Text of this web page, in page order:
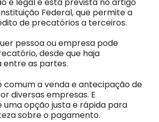
Federal, que permite a
de precatórios a terceiros.
pessoa ou empresa pode
desde que haja
as partes.
comum a venda e antecipação de
diversas empresas. E
opção justa e rápida para
sobre o pagamento.